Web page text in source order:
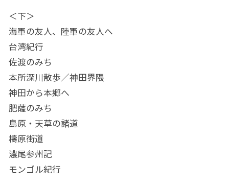
＜下＞
海軍の友人、陸軍の友人へ
台湾紀行
佐渡のみち
本所深川散歩／神田界隈
神田から本郷へ
肥薩のみち
島原・天草の諸道
檮原街道
濃尾参州記
モンゴル紀行